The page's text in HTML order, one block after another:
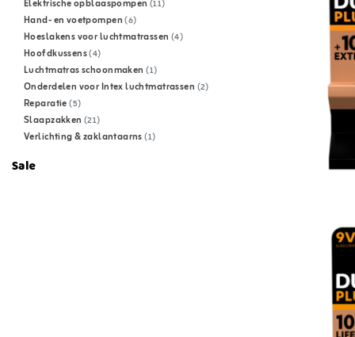
Elektrische opblaaspompen (11)
Hand- en voetpompen(6)
Hoeslakens voor luchtmatrassen(4)
Hoofdkussens(4)
Luchtmatras schoonmaken(1)
Onderdelen voor Intex luchtmatrassen (2)
Reparatie(5)
Slaapzakken(21)
Verlichting & zaklantaarns(1)
Sale